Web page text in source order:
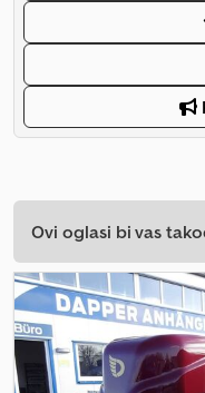
Ovi oglasi bi vas